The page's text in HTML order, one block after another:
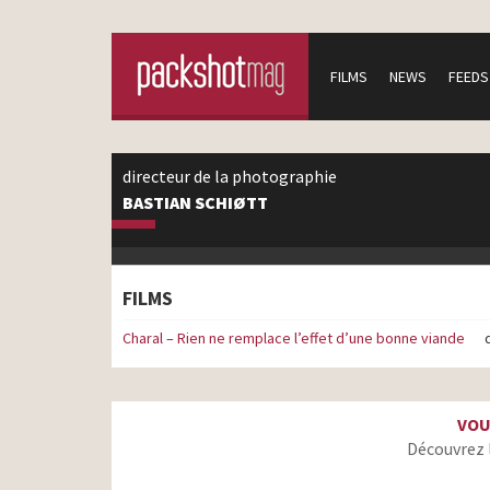
FILMS NEWS FEEDS
directeur de la photographie
BASTIAN SCHIØTT
FILMS
Charal – Rien ne remplace l’effet d’une bonne viande
Découvrez